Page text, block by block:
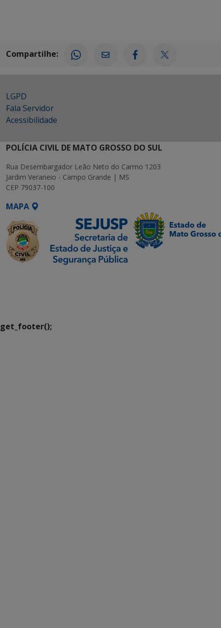
Compartilhe:
LGPD
Fala Servidor
Acessibilidade
POLÍCIA CIVIL DE MATO GROSSO DO SUL
Rua Desembargador Leão Neto do Carmo 1203
Jardim Veraneio - Campo Grande | MS
CEP 79037-100
MAPA
get_footer();